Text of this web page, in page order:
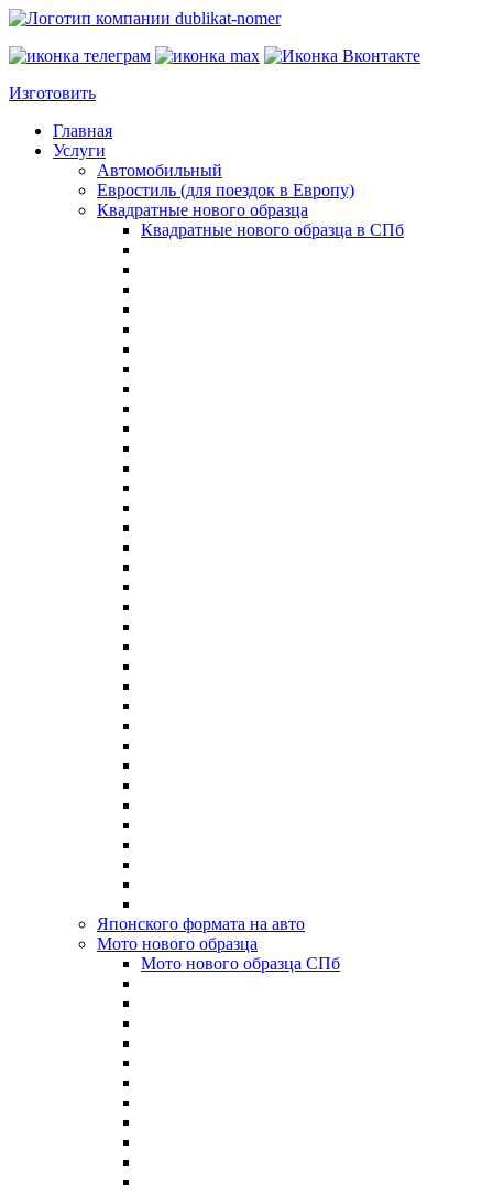
Изготовить
Главная
Услуги
Автомобильный
Евростиль (для поездок в Европу)
Квадратные нового образца
Квадратные нового образца в СПб
Японского формата на авто
Мото нового образца
Мото нового образца СПб